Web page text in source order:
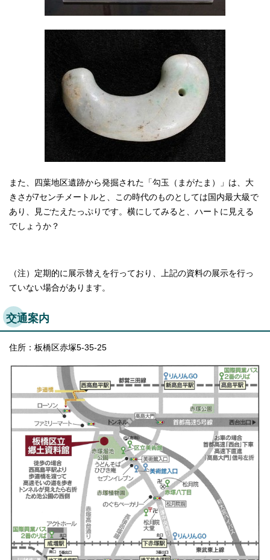
また、四葉地区遺跡から発掘された「勾玉（まがたま）」は、大
きさが7センチメートルと、この時代のものとしては国内最大級で
あり、見ごたえたっぷりです。横にしてみると、ハートに見える
でしょうか？
（注）定期的に展示替えを行っており、上記の資料の展示を行っ
ていない場合があります。
交通案内
住所：板橋区赤塚5-35-25